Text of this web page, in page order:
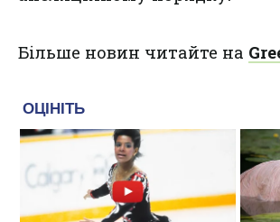
Більше новин читайте на